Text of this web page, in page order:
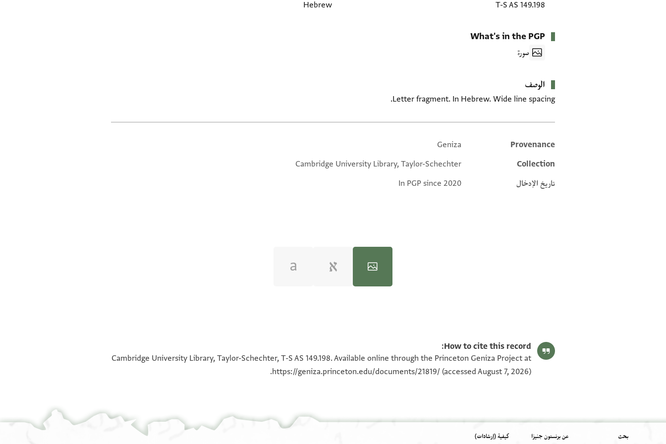
T-S AS 149.198
Hebrew
What's in the PGP
صورة
الوصف
Letter fragment. In Hebrew. Wide line spacing.
Additional metadata
Provenance
Geniza
Collection
Cambridge University Library, Taylor-Schechter
تاريخ الإدخال
In PGP since 2020
100%
100%
How to cite this record:
Cambridge University Library, Taylor-Schechter, T-S AS 149.198. Available online through the Princeton Geniza Project at
https://geniza.princeton.edu/documents/21819/ (accessed August 7, 2026).
بحث عن برنستون جنيزا كيفية (إرشادات)